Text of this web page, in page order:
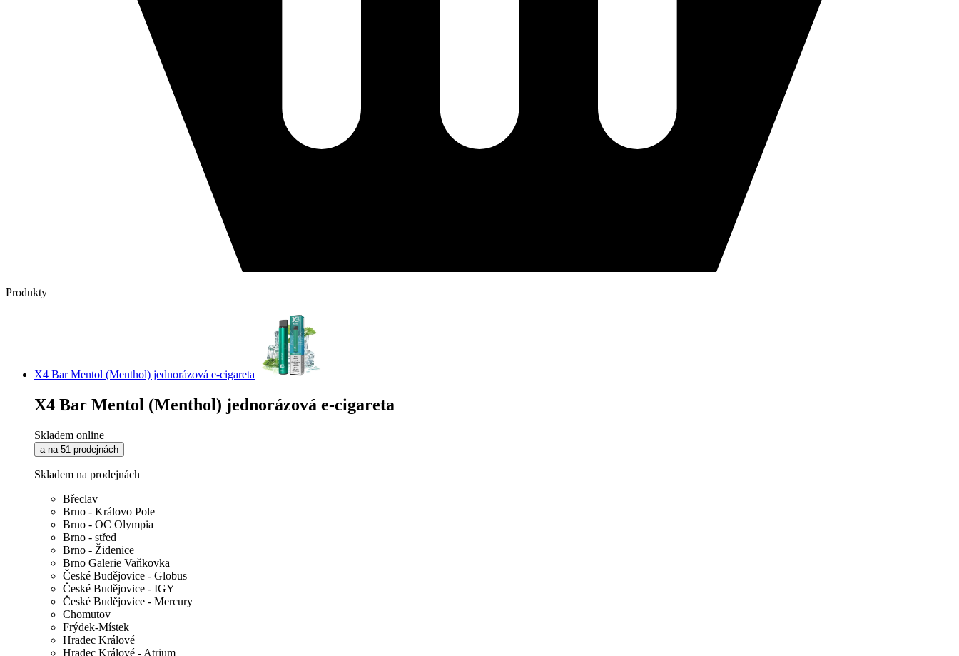
Produkty
X4 Bar Mentol (Menthol) jednorázová e-cigareta
X4 Bar Mentol (Menthol) jednorázová e-cigareta
Skladem online
a na 51 prodejnách
Skladem na prodejnách
Břeclav
Brno - Královo Pole
Brno - OC Olympia
Brno - střed
Brno - Židenice
Brno Galerie Vaňkovka
České Budějovice - Globus
České Budějovice - IGY
České Budějovice - Mercury
Chomutov
Frýdek-Místek
Hradec Králové
Hradec Králové - Atrium